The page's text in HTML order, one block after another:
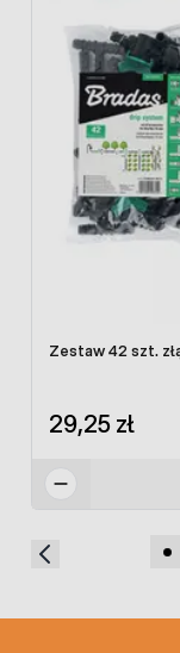
Zestaw 42 szt.
29,25 zł